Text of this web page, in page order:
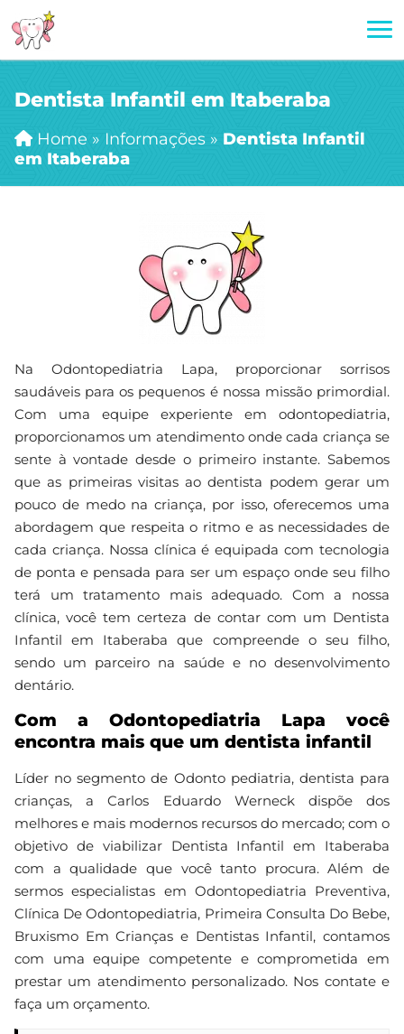
Dentista Infantil em Itaberaba
Home » Informações » Dentista Infantil
em Itaberaba
Na Odontopediatria Lapa, proporcionar sorrisos
saudáveis para os pequenos é nossa missão primordial.
Com uma equipe experiente em odontopediatria,
proporcionamos um atendimento onde cada criança se
sente à vontade desde o primeiro instante. Sabemos
que as primeiras visitas ao dentista podem gerar um
pouco de medo na criança, por isso, oferecemos uma
abordagem que respeita o ritmo e as necessidades de
cada criança. Nossa clínica é equipada com tecnologia
de ponta e pensada para ser um espaço onde seu filho
terá um tratamento mais adequado. Com a nossa
clínica, você tem certeza de contar com um Dentista
Infantil em Itaberaba que compreende o seu filho,
sendo um parceiro na saúde e no desenvolvimento
dentário.
Com a Odontopediatria Lapa você
encontra mais que um dentista infantil
Líder no segmento de Odonto pediatria, dentista para
crianças, a Carlos Eduardo Werneck dispõe dos
melhores e mais modernos recursos do mercado; com o
objetivo de viabilizar Dentista Infantil em Itaberaba
com a qualidade que você tanto procura. Além de
sermos especialistas em Odontopediatria Preventiva,
Clínica De Odontopediatria, Primeira Consulta Do Bebe,
Bruxismo Em Crianças e Dentistas Infantil, contamos
com uma equipe competente e comprometida em
prestar um atendimento personalizado. Nos contate e
faça um orçamento.